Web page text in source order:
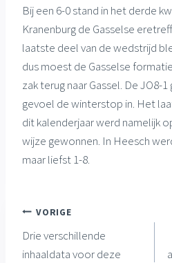
Bij een 6-0 stand in het derde
Kranenburg de Gasselse
laatste deel van de wedstrijd
dus moest de Gasselse
zak terug naar Gassel. De JO8-
gevoel de winterstop in. Het
dit kalenderjaar werd namelijk
wijze gewonnen. In Heesch
maar liefst 1-8.
Bericht
navigatie
VORIGE
Drie verschillende
inhaaldata voor deze